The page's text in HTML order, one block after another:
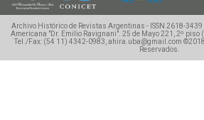
Archivo Histórico de Revistas Argentinas - ISSN 2618-3439
Americana "Dr. Emilio Ravignani". 25 de Mayo 221, 2º piso
Tel./Fax: (54 11) 4342-0983, ahira.uba@gmail.com
Reservados.